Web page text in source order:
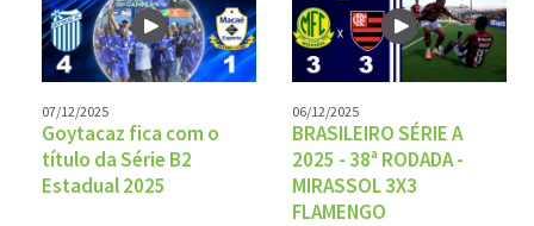
07/12/2025
Goytacaz fica com o
título da Série B2
Estadual 2025
06/12/2025
BRASILEIRO SÉRIE A
2025 - 38ª RODADA -
MIRASSOL 3X3
FLAMENGO